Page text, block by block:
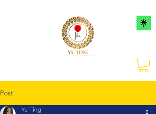
Post
Yu Ting